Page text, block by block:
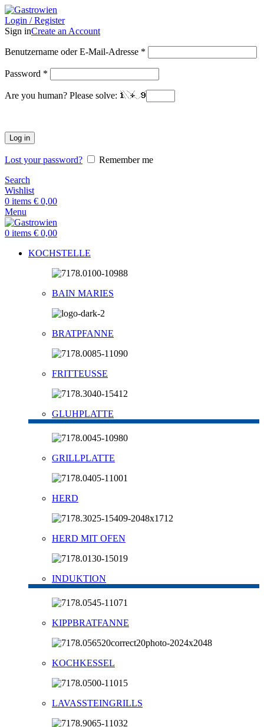
Login / Register
Sign inCreate an Account
Benutzername oder E-Mail-Adresse *
Password *
Are you human? Please solve:
Log in
Lost your password?
Remember me
Search
Wishlist
0 items € 0,00
Menu
0 items € 0,00
KOCHSTELLE
BAIN MARIES
BRATPFANNE
FRITTEUSSE
GLUHPLATTE
GRILLPLATTE
HERD
HERD MIT OFEN
INDUKTION
KIPPBRATFANNE
KOCHKESSEL
LAVASSTEINGRILLS